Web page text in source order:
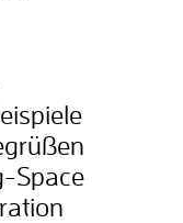
Space